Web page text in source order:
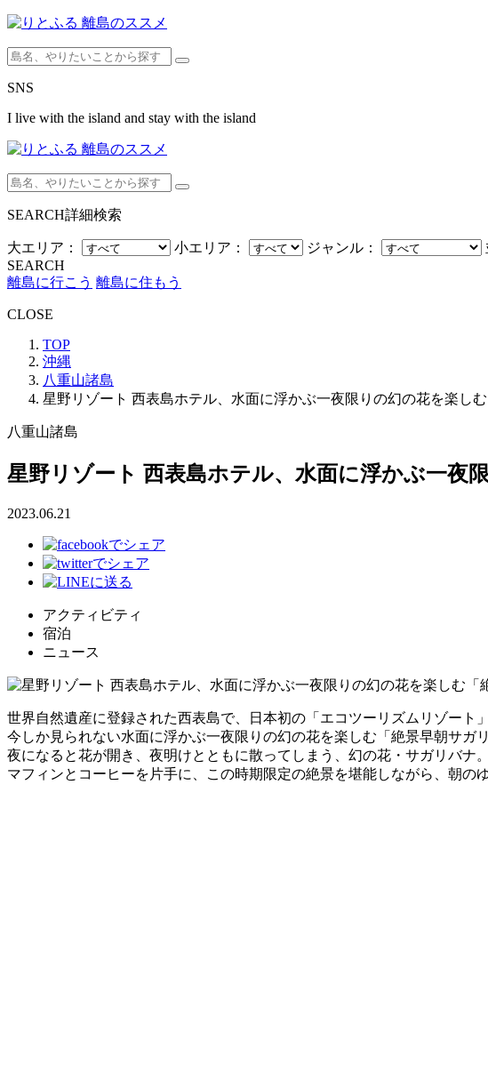
SNS
I live with the island and stay with the island
SEARCH詳細検索
大エリア： 小エリア： ジャンル：
SEARCH
離島に行こう 離島に住もう
CLOSE
TOP
沖縄
八重山諸島
星野リゾート 西表島ホテル、水面に浮かぶ一夜限りの幻の花を楽し
八重山諸島
星野リゾート 西表島ホテル、水面に浮かぶ一夜
2023.06.21
アクティビティ
宿泊
ニュース
世界自然遺産に登録された西表島で、日本初の「エコツーリズムリゾート
今しか見られない水面に浮かぶ一夜限りの幻の花を楽しむ「絶景早朝サガ
夜になると花が開き、夜明けとともに散ってしまう、幻の花・サガリバナ
マフィンとコーヒーを片手に、この時期限定の絶景を堪能しながら、朝の